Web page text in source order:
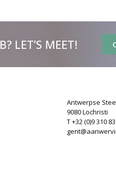
LET’S MEET!
Antwerpse
9080 Lochristi
T +32 (0)9 310